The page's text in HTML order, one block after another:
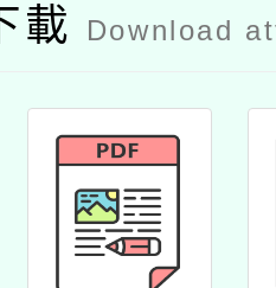
載 Download